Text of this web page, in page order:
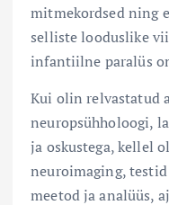
mitmekordsed ning
selliste looduslike
infantiilne paralüs
Kui olin relvastatud
neuropsühholoogi,
ja oskustega, kellel
neuroimaging,
meetod ja analüüs,